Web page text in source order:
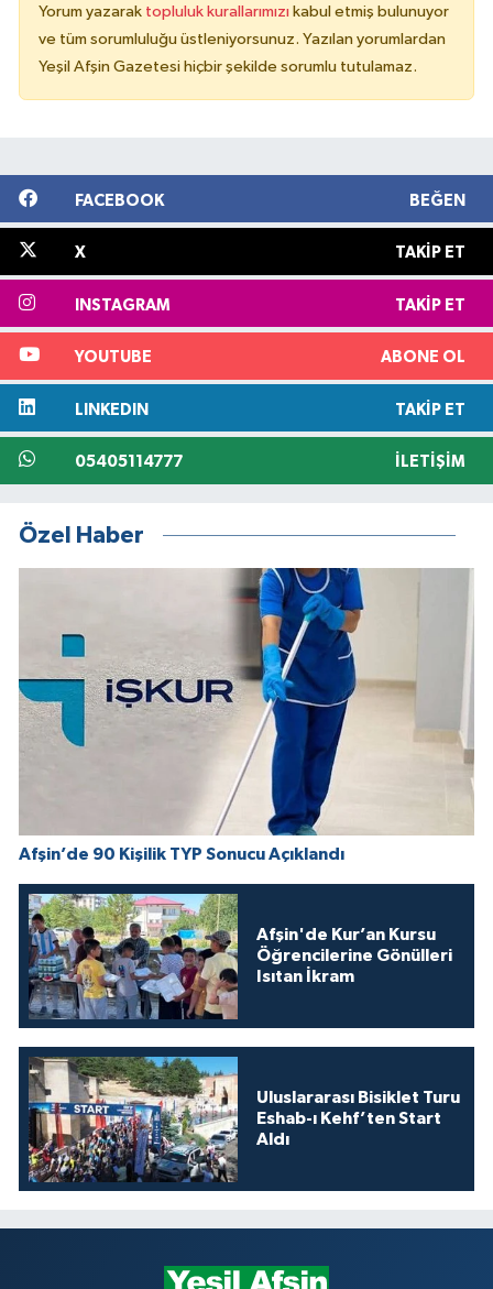
Yorum yazarak topluluk kurallarımızı kabul etmiş bulunuyor
ve tüm sorumluluğu üstleniyorsunuz. Yazılan yorumlardan
Yeşil Afşin Gazetesi hiçbir şekilde sorumlu tutulamaz.
FACEBOOK BEĞEN
X TAKIP ET
INSTAGRAM TAKIP ET
YOUTUBE ABONE OL
LINKEDIN TAKIP ET
05405114777 İLETIŞIM
Özel Haber
Afşin’de 90 Kişilik TYP Sonucu Açıklandı
Afşin'de Kur’an Kursu
Öğrencilerine Gönülleri
Isıtan İkram
Uluslararası Bisiklet Turu
Eshab-ı Kehf’ten Start
Aldı